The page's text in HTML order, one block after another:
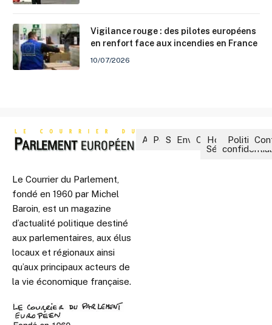
Vigilance rouge : des pilotes européens
en renfort face aux incendies en France
10/07/2026
Le Courrier du Parlement,
fondé en 1960 par Michel
Baroin, est un magazine
d’actualité politique destiné
aux parlementaires, aux élus
locaux et régionaux ainsi
qu’aux principaux acteurs de
la vie économique française.
Accueil
Politique
Société
Environnement
CultureHors-
Séries
Politique